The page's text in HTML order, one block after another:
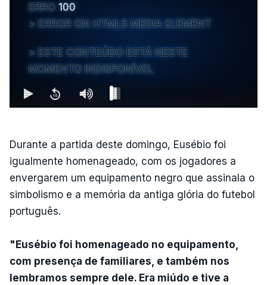
ERRO 100
ERROR ON HTML5 MEDIA ELEMENT
ESTE CONTEÚDO ESTÁ NESTE
MOMENTO INDISPONÍVEL
Durante a partida deste domingo, Eusébio foi
igualmente homenageado, com os jogadores a
envergarem um equipamento negro que assinala o
simbolismo e a memória da antiga glória do futebol
português.
"Eusébio foi homenageado no equipamento,
com presença de familiares, e também nos
lembramos sempre dele. Era miúdo e tive a